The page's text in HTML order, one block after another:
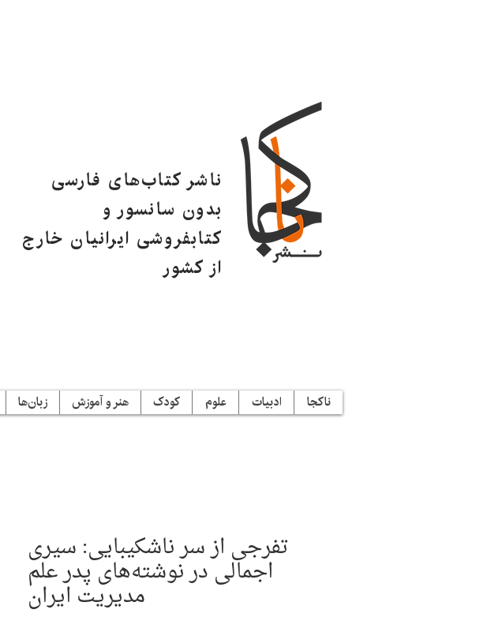
ناشر کتاب‌های فارسی
بدون سانسور و
کتابفروشی ایرانیان خارج
از کشور
ناکجا ادبیات علوم کودک هنر و آموزش زبان‌ها
تفرجی از سر ناشکیبایی: سیری
اجمالی در نوشته‌های پدر علم
مدیریت ایران